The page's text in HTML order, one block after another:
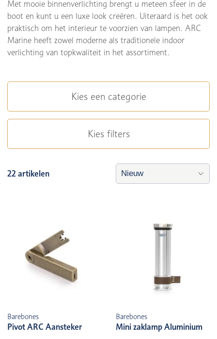
Met mooie binnenverlichting brengt u meteen sfeer in de
boot en kunt u een luxe look creëren. Uiteraard is het ook
praktisch om het interieur te voorzien van lampen. ARC
Marine heeft zowel moderne als traditionele indoor
verlichting van topkwaliteit in het assortiment.
Kies een categorie
Kies filters
22 artikelen
Barebones
Pivot ARC Aansteker
Barebones
Mini zaklamp Aluminium